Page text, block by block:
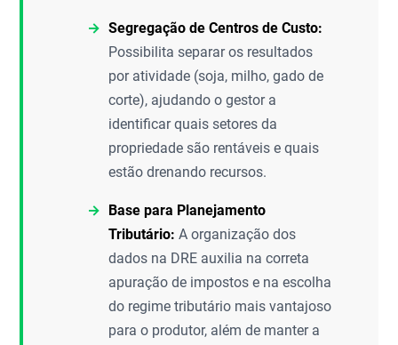
Segregação de Centros de Custo:
Possibilita separar os resultados
por atividade (soja, milho, gado de
corte), ajudando o gestor a
identificar quais setores da
propriedade são rentáveis e quais
estão drenando recursos.
Base para Planejamento
Tributário: A organização dos
dados na DRE auxilia na correta
apuração de impostos e na escolha
do regime tributário mais vantajoso
para o produtor, além de manter a